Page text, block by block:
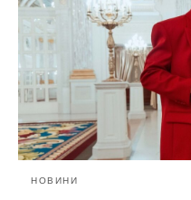
НОВИНИ